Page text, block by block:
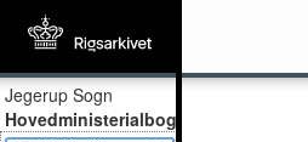
Jegerup Sogn
Hovedministerialbog